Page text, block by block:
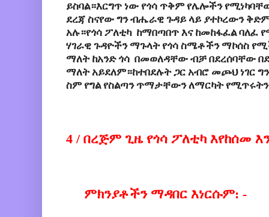
ይስባል።እርግጥ ነው የጎሳ ጥቅም የሌሎችን
ደረጃ ስናየው ግን ብሔራዊ ጉዳይ ላይ ያተኮረውን
አሉ።የጎሳ ፖለቲካ ከማበጣበጥ እና ከመከፋፈል
ሃገራዊ ጉዳዮችን ማጉላት የጎሳ ስሜቶችን ማኮሰስ
ማለት ከአንድ ጎሳ በመወለዳቸው ብቻ በደረሰባቸው
ማለት አይደለም።ከተበደሉት ጋር አብሮ መጮህ ነገር
ስም የግል የስልጣን ጥማታቸውን ለማርካት የሚጥሩትን
4 / በረጅም ጊዜየጎሳ ፖለቲካ እየከሰመ
ምክንያቶችን ማዳበር እነርሱም: -